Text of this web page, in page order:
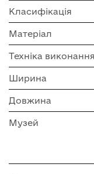
Класифікація
Матеріал
Техніка виконання
Ширина
Довжина
Музей